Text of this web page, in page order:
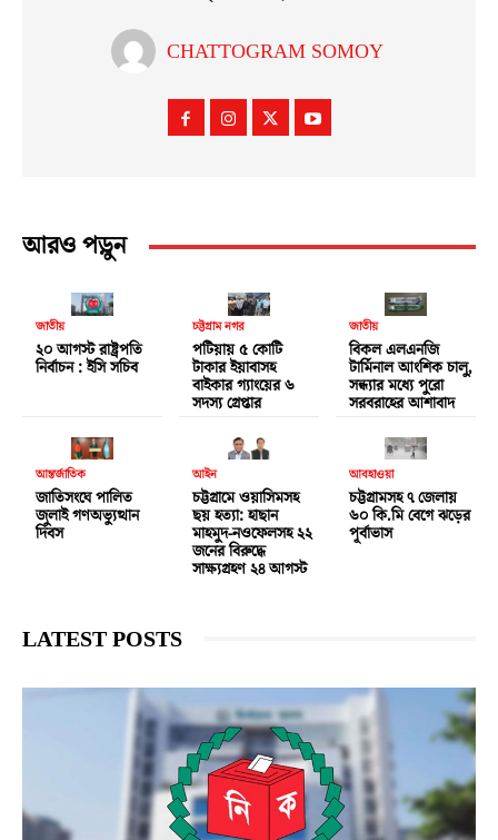
CHATTOGRAM SOMOY
আরও পড়ুন
জাতীয়
২০ আগস্ট রাষ্ট্রপতি
নির্বাচন : ইসি সচিব
চট্টগ্রাম নগর
পটিয়ায় ৫ কোটি
টাকার ইয়াবাসহ
বাইকার গ্যাংয়ের ৬
সদস্য গ্রেপ্তার
জাতীয়
বিকল এলএনজি
টার্মিনাল আংশিক চালু,
সন্ধ্যার মধ্যে পুরো
সরবরাহের আশাবাদ
আন্তর্জাতিক
জাতিসংঘে পালিত
জুলাই গণঅভ্যুত্থান
দিবস
আইন
চট্টগ্রামে ওয়াসিমসহ
ছয় হত্যা: হাছান
মাহমুদ-নওফেলসহ ২২
জনের বিরুদ্ধে
সাক্ষ্যগ্রহণ ২৪ আগস্ট
আবহাওয়া
চট্টগ্রামসহ ৭ জেলায়
৬০ কি.মি বেগে ঝড়ের
পূর্বাভাস
LATEST POSTS